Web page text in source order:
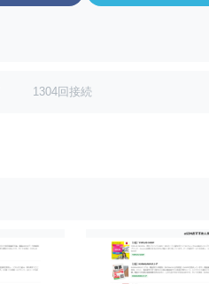
1304回接続